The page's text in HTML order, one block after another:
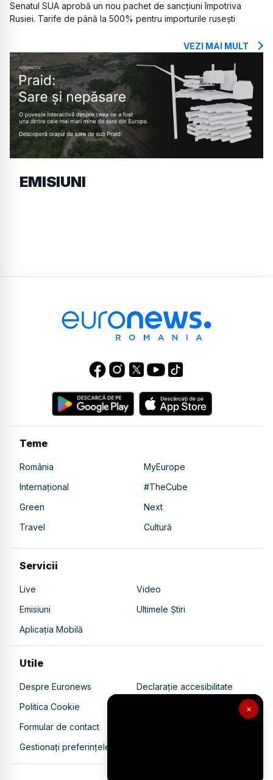
×
Senatul SUA aprobă un nou pachet de sancțiuni împotriva
Rusiei. Tarife de până la 500% pentru importurile rusești
VEZI MAI MULT
EMISIUNI
Teme
România
MyEurope
Internațional
#TheCube
Green
Next
Travel
Cultură
Servicii
Live
Video
Emisiuni
Ultimele Știri
Aplicația Mobilă
Utile
Despre Euronews
Declarație accesibilitate
Politica Cookie
Politica de confidențialitate
Formular de contact
Gestionați preferințele